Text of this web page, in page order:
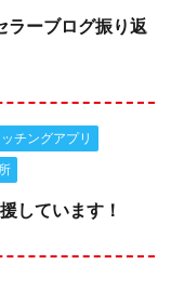
ーブログ振り返
チングアプリ
しています！